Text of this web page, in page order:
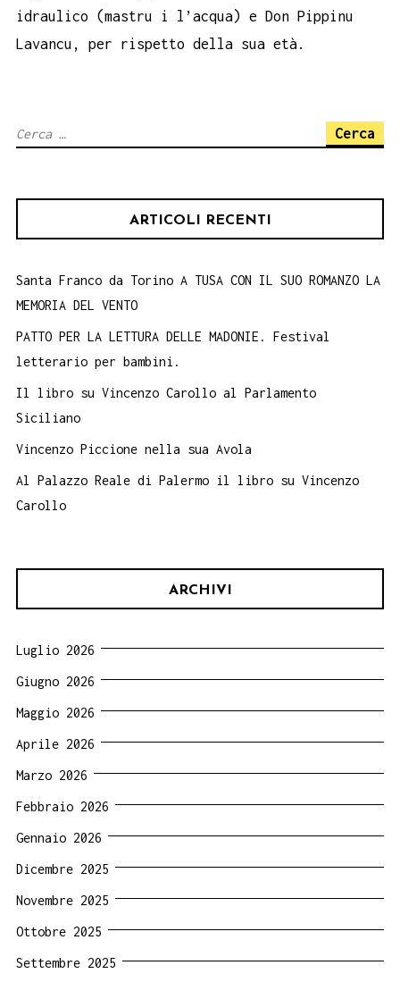
idraulico (mastru i l’acqua) e Don Pippinu
Lavancu, per rispetto della sua età.
Ricerca
ARTICOLI RECENTI
Santa Franco da Torino A TUSA CON IL SUO ROMANZO LA
MEMORIA DEL VENTO
PATTO PER LA LETTURA DELLE MADONIE. Festival
letterario per bambini.
Il libro su Vincenzo Carollo al Parlamento
Siciliano
Vincenzo Piccione nella sua Avola
Al Palazzo Reale di Palermo il libro su Vincenzo
Carollo
ARCHIVI
Luglio 2026
Giugno 2026
Maggio 2026
Aprile 2026
Marzo 2026
Febbraio 2026
Gennaio 2026
Dicembre 2025
Novembre 2025
Ottobre 2025
Settembre 2025